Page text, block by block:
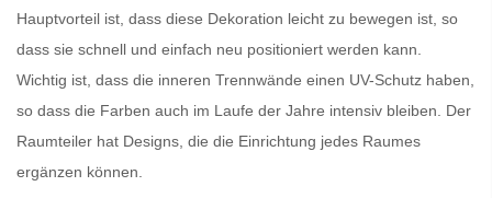
Hauptvorteil ist, dass diese Dekoration leicht zu bewegen ist, so
dass sie schnell und einfach neu positioniert werden kann.
Wichtig ist, dass die inneren Trennwände einen UV-Schutz haben,
so dass die Farben auch im Laufe der Jahre intensiv bleiben. Der
Raumteiler hat Designs, die die Einrichtung jedes Raumes
ergänzen können.